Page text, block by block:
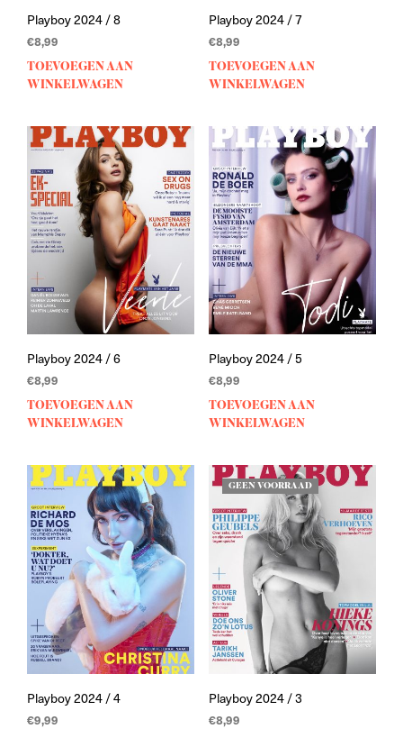
Playboy 2024 / 8
€8,99
TOEVOEGEN AAN
WINKELWAGEN
Playboy 2024 / 7
€8,99
TOEVOEGEN AAN
WINKELWAGEN
Playboy 2024 / 6
€8,99
TOEVOEGEN AAN
WINKELWAGEN
Playboy 2024 / 5
€8,99
TOEVOEGEN AAN
WINKELWAGEN
Playboy 2024 / 4
€9,99
GEEN VOORRAAD
Playboy 2024 / 3
€8,99